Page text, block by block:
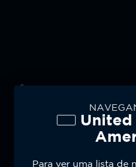
Moto Watch
Sincronize
Seus Dados
United
Para ver uma lista de